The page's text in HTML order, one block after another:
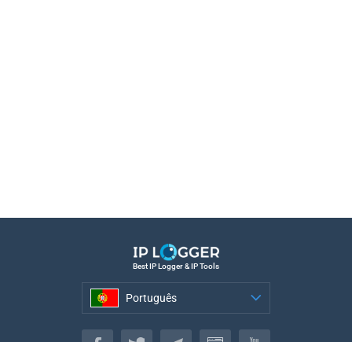
Best IP Logger & IP Tools
Português
Português